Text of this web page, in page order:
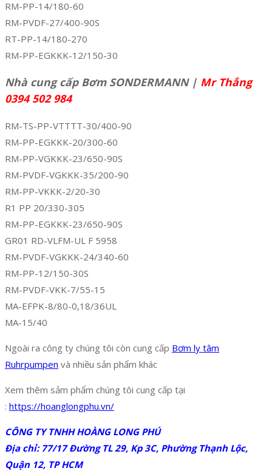
RM-PP-14/180-60
RM-PVDF-27/400-90S
RT-PP-14/180-270
RM-PP-EGKKK-12/150-30
Nhà cung cấp Bơm SONDERMANN | Mr Thắng
0394 502 984
RM-TS-PP-VTTTT-30/400-90
RM-PP-EGKKK-20/300-60
RM-PP-VGKKK-23/650-90S
RM-PVDF-VGKKK-35/200-90
RM-PP-VKKK-2/20-30
R1 PP 20/330-305
RM-PP-EGKKK-23/650-90S
GR01 RD-VLFM-UL F 5958
RM-PVDF-VGKKK-24/340-60
RM-PP-12/150-30S
RM-PVDF-VKK-7/55-15
MA-EFPK-8/80-0,18/36UL
MA-15/40
Ngoài ra công ty chúng tôi còn cung cấp Bơm ly tâm
Ruhrpumpen và nhiều sản phẩm khác
Xem thêm sảm phẩm chúng tôi cung cấp tại
: https://hoanglongphu.vn/
CÔNG TY TNHH HOÀNG LONG PHÚ
Địa chỉ: 77/17 Đường TL 29, Kp 3C, Phường Thạnh Lộc,
Quận 12, TP HCM